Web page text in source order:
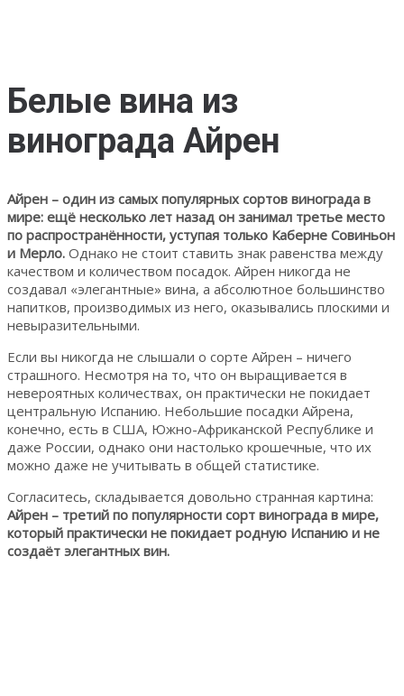
Белые вина из
винограда Айрен
Айрен – один из самых популярных сортов винограда в
мире: ещё несколько лет назад он занимал третье место
по распространённости, уступая только Каберне Совиньон
и Мерло. Однако не стоит ставить знак равенства между
качеством и количеством посадок. Айрен никогда не
создавал «элегантные» вина, а абсолютное большинство
напитков, производимых из него, оказывались плоскими и
невыразительными.
Если вы никогда не слышали о сорте Айрен – ничего
страшного. Несмотря на то, что он выращивается в
невероятных количествах, он практически не покидает
центральную Испанию. Небольшие посадки Айрена,
конечно, есть в США, Южно-Африканской Республике и
даже России, однако они настолько крошечные, что их
можно даже не учитывать в общей статистике.
Согласитесь, складывается довольно странная картина:
Айрен – третий по популярности сорт винограда в мире,
который практически не покидает родную Испанию и не
создаёт элегантных вин.